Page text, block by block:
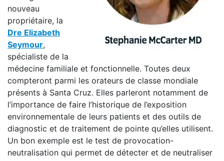
nouveau
propriétaire, la
Dre Elizabeth
Seymour,
spécialiste de la
médecine familiale et fonctionnelle. Toutes deux
compteront parmi les orateurs de classe mondiale
présents à Santa Cruz. Elles parleront notamment de
l’importance de faire l’historique de l’exposition
environnementale de leurs patients et des outils de
diagnostic et de traitement de pointe qu’elles utilisent.
Un bon exemple est le test de provocation-
neutralisation qui permet de détecter et de neutraliser